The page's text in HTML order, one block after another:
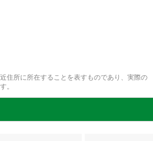
住所に所在することを表すものであり、実際の
。